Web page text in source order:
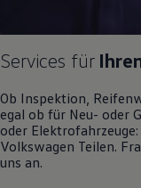
Zubehör
Services für
Ob Inspektion,
egal ob für Neu- oder
oder
Volkswagen Teilen.
uns an.